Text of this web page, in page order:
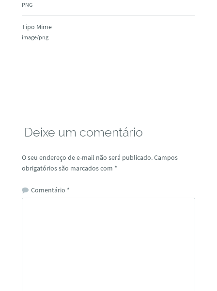
PNG
Tipo Mime
image/png
Deixe um comentário
O seu endereço de e-mail não será publicado.Campos
obrigatórios são marcados com *
Comentário *